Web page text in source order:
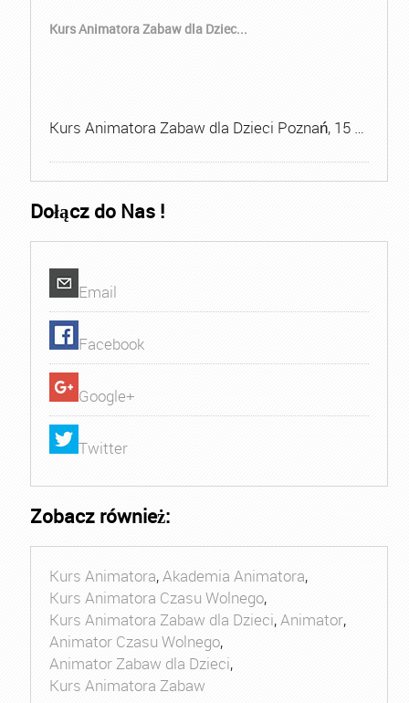
Kurs Animatora Zabaw dla Dziec...
Kurs Animatora Zabaw dla Dzieci Poznań, 15 …
Dołącz do Nas !
Email
Facebook
Google+
Twitter
Zobacz również:
Kurs Animatora,Akademia Animatora,
Kurs Animatora Czasu Wolnego,
Kurs Animatora Zabaw dla Dzieci,Animator,
Animator Czasu Wolnego,
Animator Zabaw dla Dzieci,
Kurs Animatora Zabaw